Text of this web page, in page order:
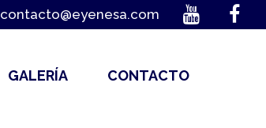
contacto@eyenesa.com
GALERÍA CONTACTO